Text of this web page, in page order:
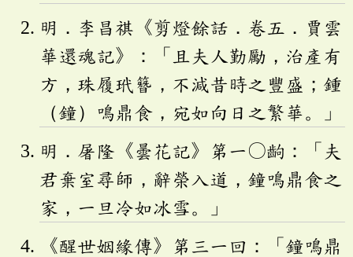
明．李昌祺《剪燈餘話．卷五．賈雲
華還魂記》：「且夫人勤勵，治產有
方，珠履玳簪，不減昔時之豐盛；鍾
（鐘）鳴鼎食，宛如向日之繁華。」
明．屠隆《曇花記》第一〇齣：「夫
君棄室尋師，辭榮入道，鐘鳴鼎食之
家，一旦冷如冰雪。」
《醒世姻緣傳》第三一回：「鐘鳴鼎